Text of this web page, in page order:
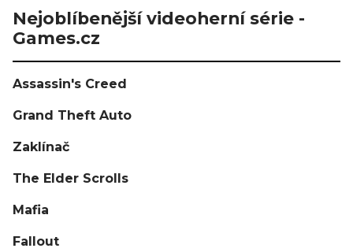
Nejoblíbenější videoherní série -
Games.cz
Assassin's Creed
Grand Theft Auto
Zaklínač
The Elder Scrolls
Mafia
Fallout